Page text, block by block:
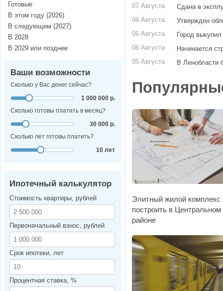
07 Августа
Сдана в
06 Августа
Утвержден
06 Августа
Город
06 Августа
Начинается
05 Августа
В Ленобласти
Элитный жилой комплекс
построить в Центральном
районе
Готовые
В этом году (2026)
В следующем (2027)
В 2028
В 2029 или позднее
Ваши возможности
Сколько у Вас денег сейчас?
1 000 000 р.
Сколько готовы платить в месяц?
30 000 р.
Сколько лет готовы платить?
10 лет
Ипотечный калькулятор
Стоимость квартиры, рублей
Первоначальный взнос, рублей
Срок ипотеки, лет
Процентная ставка, %